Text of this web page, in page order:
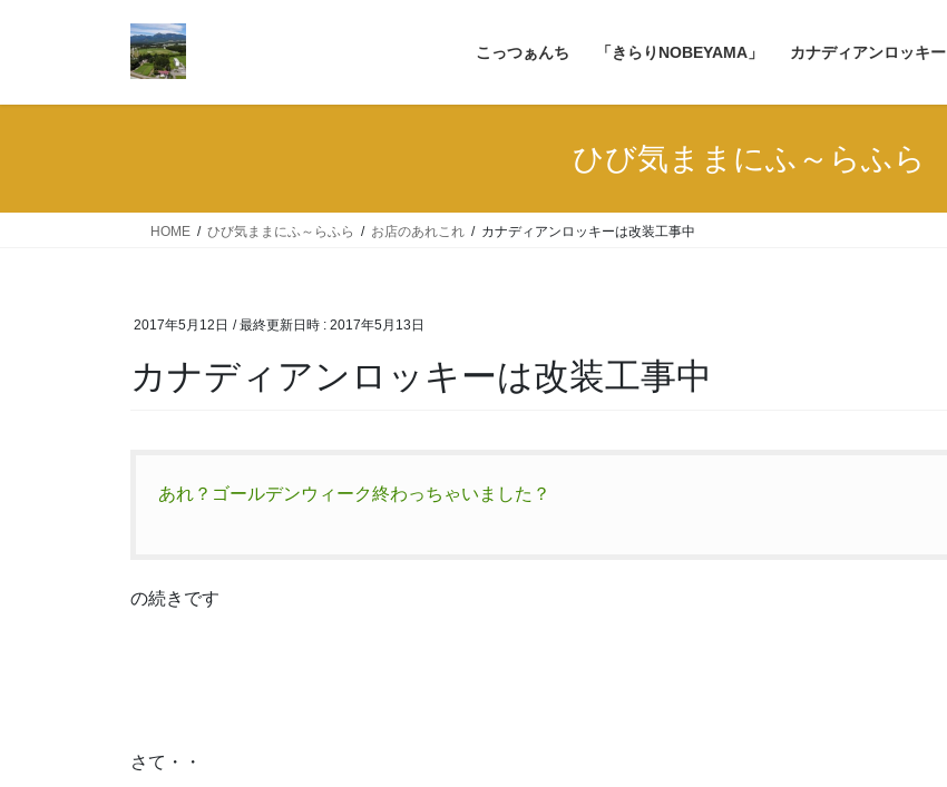
こっつぁんち 「きらりNOBEYAMA」 カナディアンロッキー
ひび気ままにふ～らふら
HOME ひび気ままにふ～らふら お店のあれこれ カナディアンロッキーは改装工事中
2017年5月12日 / 最終更新日時 : 2017年5月13日
カナディアンロッキーは改装工事中
あれ？ゴールデンウィーク終わっちゃいました？
の続きです
さて・・